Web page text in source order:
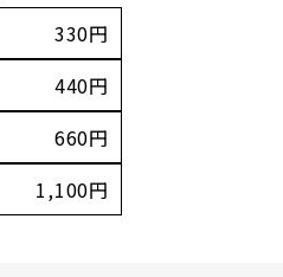
330円
440円
660円
1,100円